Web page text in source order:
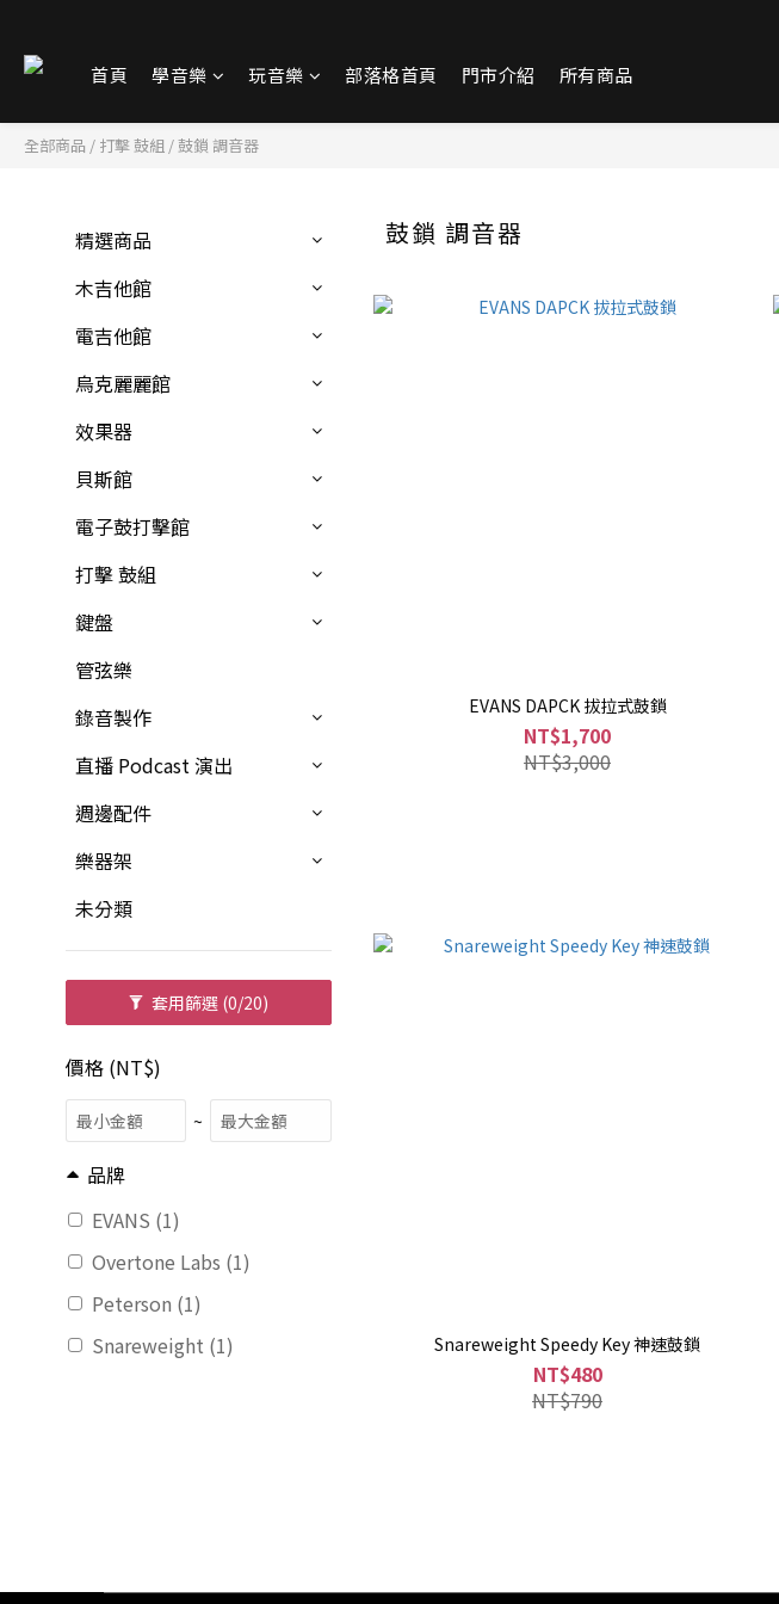
首頁 學音樂 玩音樂 部落格首頁 門市介紹 所有商品
全部商品 / 打擊 鼓組 /鼓鎖 調音器
精選商品
木吉他館
電吉他館
烏克麗麗館
效果器
貝斯館
電子鼓打擊館
打擊 鼓組
鍵盤
管弦樂
錄音製作
直播 Podcast 演出
週邊配件
樂器架
未分類
套用篩選 (0/20)
價格 (NT$)
~
品牌
EVANS (1)
Overtone Labs (1)
Peterson (1)
Snareweight (1)
鼓鎖 調音器
EVANS DAPCK 拔拉式鼓鎖
NT$1,700
NT$3,000
Snareweight Speedy Key 神速鼓鎖
NT$480
NT$790